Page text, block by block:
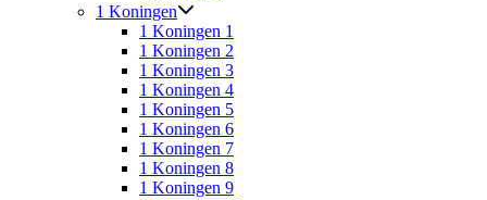
1 Koningen
1 Koningen 1
1 Koningen 2
1 Koningen 3
1 Koningen 4
1 Koningen 5
1 Koningen 6
1 Koningen 7
1 Koningen 8
1 Koningen 9